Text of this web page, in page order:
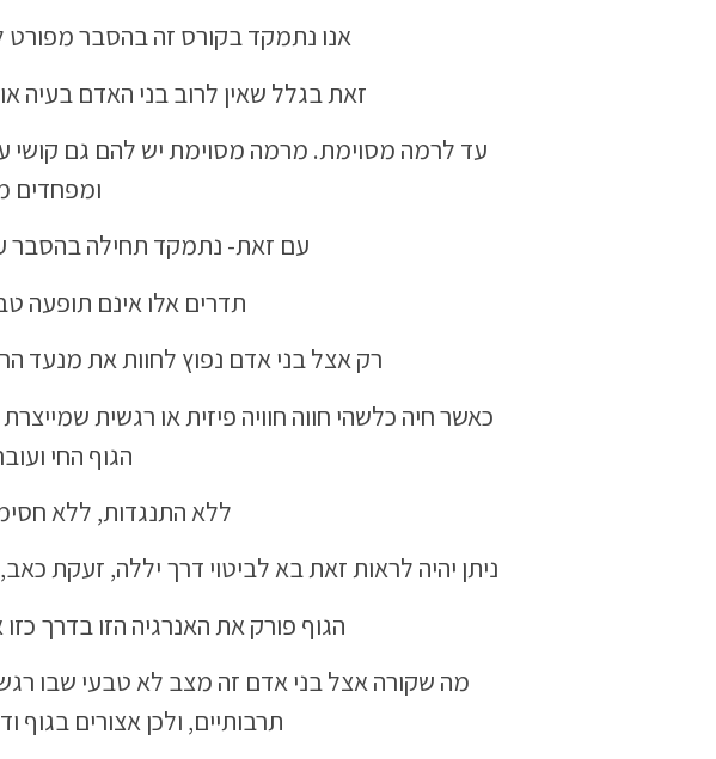
אנו נתמקד בקורס זה בהסבר מפורט
זאת בגלל שאין לרוב בני האדם בעיה
עד לרמה מסוימת. מרמה מסוימת יש להם גם קושי
ומפחדים
עם זאת- נתמקד תחילה בהסבר
תדרים אלו אינם תופעה
רק אצל בני אדם נפוץ לחוות את מנעד
כאשר חיה כלשהי חווה חוויה פיזית או רגשית
הגוף החי
ללא התנגדות, ללא
ניתן יהיה לראות זאת בא לביטוי דרך יללה, זעקת
הגוף פורק את האנרגיה הזו בדרך
מה שקורה אצל בני אדם זה מצב לא טבעי שבו
תרבותיים, ולכן אצורים בגוף